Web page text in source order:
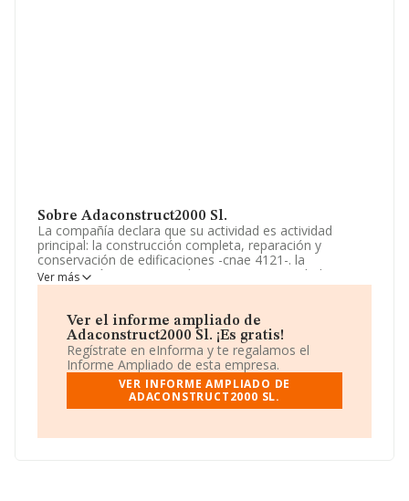
Sobre Adaconstruct2000 Sl.
La compañía declara que su actividad es actividad
principal: la construcción completa, reparación y
conservación de edificaciones -cnae 4121-. la
participación en compra de negocios y sociedades en
las que podrá intervenir como fundadora o adquiriendo
por compra o por suscripción,. La empresa aparece
inscrita en el Registro Mercantil como Sociedad
Limitada. Clasifica su actividad CNAE como '%cnae%',
código 4101. La compañía no tiene actividad en
mercados exteriores.
La compañíaAdaconstruct2000 S.L, NIF B16610800,
14,, (07184), Calvia, en Isles Baleares, Islas Baleares.
Ver más
Ver el informe ampliado de
Adaconstruct2000 Sl. ¡Es gratis!
Regístrate en eInforma y te regalamos el
Informe Ampliado de esta empresa.
VER INFORME AMPLIADO DE
ADACONSTRUCT2000 SL.